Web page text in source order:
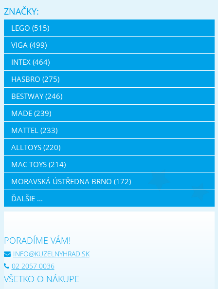
ZNAČKY:
LEGO (515)
VIGA (499)
INTEX (464)
HASBRO (275)
BESTWAY (246)
MADE (239)
MATTEL (233)
ALLTOYS (220)
MAC TOYS (214)
MORAVSKÁ ÚSTŘEDNA BRNO (172)
ĎALŠIE ...
PORADÍME VÁM!
INFO@KUZELNYHRAD.SK
02 2057 0036
VŠETKO O NÁKUPE